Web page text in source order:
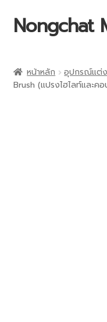
Nongchat
THA by Nongchat
หน้าหลัก อุปกรณ์แต่
Brush (แปรงไฮไลท์และค